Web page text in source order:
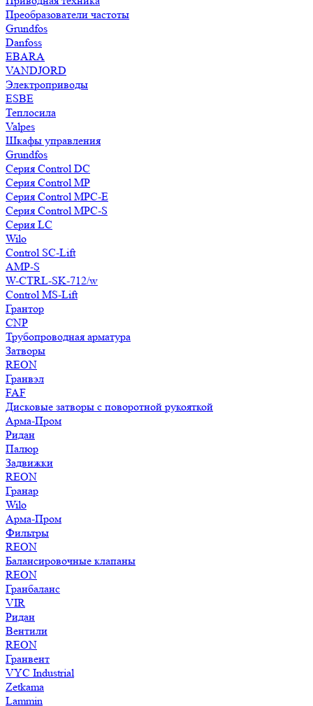
Преобразователи частоты
Grundfos
Danfoss
EBARA
VANDJORD
Электроприводы
ESBE
Теплосила
Valpes
Шкафы управления
Grundfos
Серия Control DC
Серия Control MP
Серия Control MPC-E
Серия Control MPC-S
Серия LC
Wilo
Control SC-Lift
AMP-S
W-CTRL-SK-712/w
Control MS-Lift
Грантор
CNP
Трубопроводная арматура
Затворы
REON
Гранвэл
FAF
Дисковые затворы с поворотной рукояткой
Арма-Пром
Ридан
Палюр
Задвижки
REON
Гранар
Wilo
Арма-Пром
Фильтры
REON
Балансировочные клапаны
REON
Гранбаланс
VIR
Ридан
Вентили
REON
Гранвент
VYC Industrial
Zetkama
Lammin